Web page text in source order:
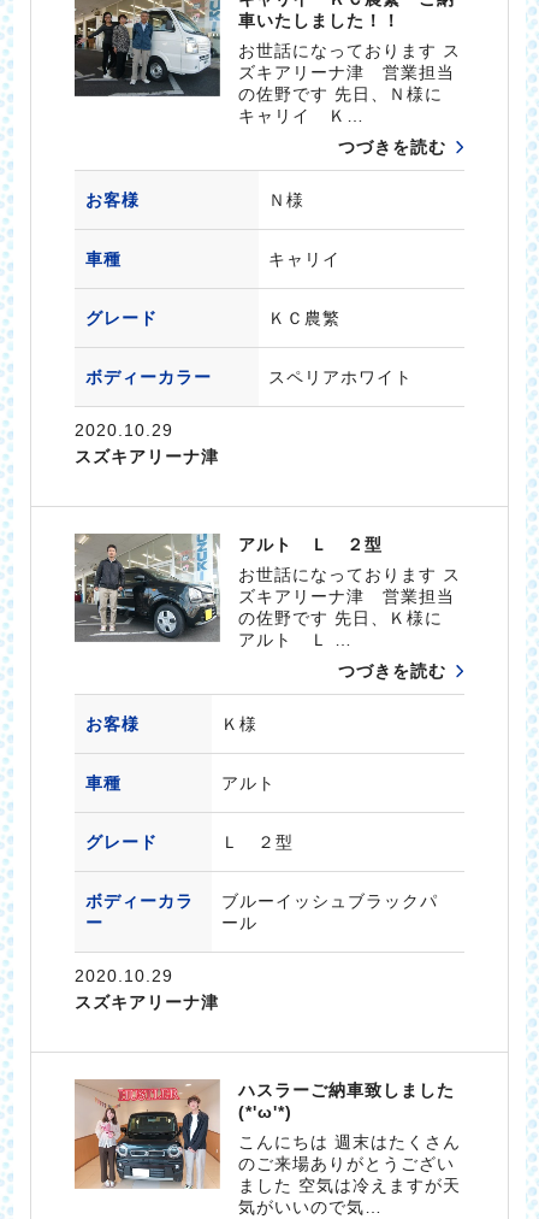
車いたしました！！
お世話になっております ス
ズキアリーナ津 営業担当
の佐野です 先日、Ｎ様に
キャリイ Ｋ…
つづきを読む
お客様 Ｎ様
車種 キャリイ
グレード ＫＣ農繁
ボディーカラー スペリアホワイト
2020.10.29
スズキアリーナ津
アルト Ｌ ２型
お世話になっております ス
ズキアリーナ津 営業担当
の佐野です 先日、Ｋ様に
アルト Ｌ …
つづきを読む
お客様 Ｋ様
車種 アルト
グレード Ｌ ２型
ボディーカラ
ー
ブルーイッシュブラックパ
ール
2020.10.29
スズキアリーナ津
ハスラーご納車致しました
(*'ω'*)
こんにちは 週末はたくさん
のご来場ありがとうござい
ました 空気は冷えますが天
気がいいので気…